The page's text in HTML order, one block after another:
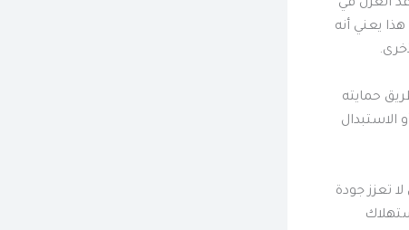
العزل في
يعني أنه
حمايته
الاستبدال
تعزز جودة